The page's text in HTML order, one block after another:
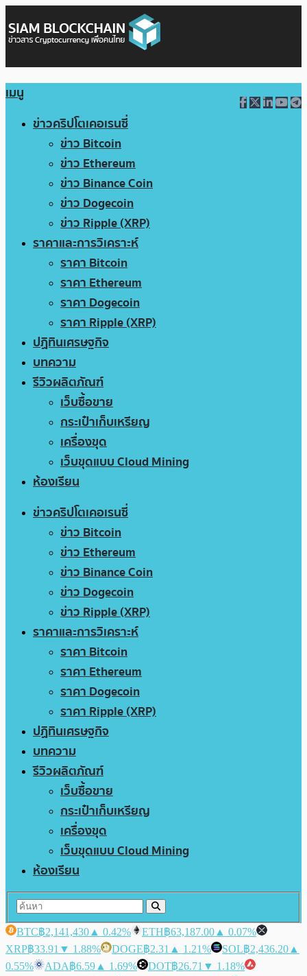
เมนู
ข่าวคริปโตเคอเรนซี่
ข่าว Bitcoin
ข่าว Ethereum
ข่าว Binance Coin
ข่าว Dogecoin
ข่าว Ripple (XRP)
ราคาและการวิเคราะห์
ราคา Bitcoin
ราคา Ethereum
ราคา Dogecoin
ราคา Ripple (XRP)
ปฏิทินเศรษฐกิจ
บทความ
รีวิวผลิตภัณฑ์
เว็บซื้อขาย
กระเป๋าเก็บเหรียญ
เครื่องขุด
เว็บขุดแบบ Cloud Mining
ห้องเรียน
ข่าวคริปโตเคอเรนซี่
ข่าว Bitcoin
ข่าว Ethereum
ข่าว Binance Coin
ข่าว Dogecoin
ข่าว Ripple (XRP)
ราคาและการวิเคราะห์
ราคา Bitcoin
ราคา Ethereum
ราคา Dogecoin
ราคา Ripple (XRP)
ปฏิทินเศรษฐกิจ
บทความ
รีวิวผลิตภัณฑ์
เว็บซื้อขาย
กระเป๋าเก็บเหรียญ
เครื่องขุด
เว็บขุดแบบ Cloud Mining
ห้องเรียน
BTC฿2,141,430 ▲ 0.42% ETH฿63,187.00 ▲ 0.07%
XRP฿33.91 ▼ 1.88% DOGE฿2.31 ▲ 1.21% SOL฿2,436.20 ▲
0.55%
ADA฿6.59 ▲ 1.69% DOT฿26.71 ▼ 1.18%